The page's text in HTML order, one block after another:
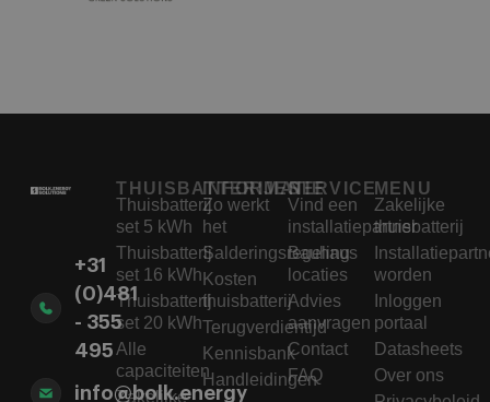
+31
(0)481
- 355
495
info@bolk.energy
THUISBATTERIJEN
Thuisbatterij
set 5 kWh
Thuisbatterij
set 16 kWh
Thuisbatterij
set 20 kWh
Alle
capaciteiten
Zakelijke
INFORMATIE
Zo werkt
het
Salderingsregeling
Kosten
thuisbatterij
Terugverdientijd
Kennisbank
Handleidingen
SERVICE
Vind een
installatiepartner
Bauhaus
locaties
Advies
aanvragen
Contact
FAQ
MENU
Zakelijke
thuisbatterij
worden
Inloggen
portaal
Datasheets
Over ons